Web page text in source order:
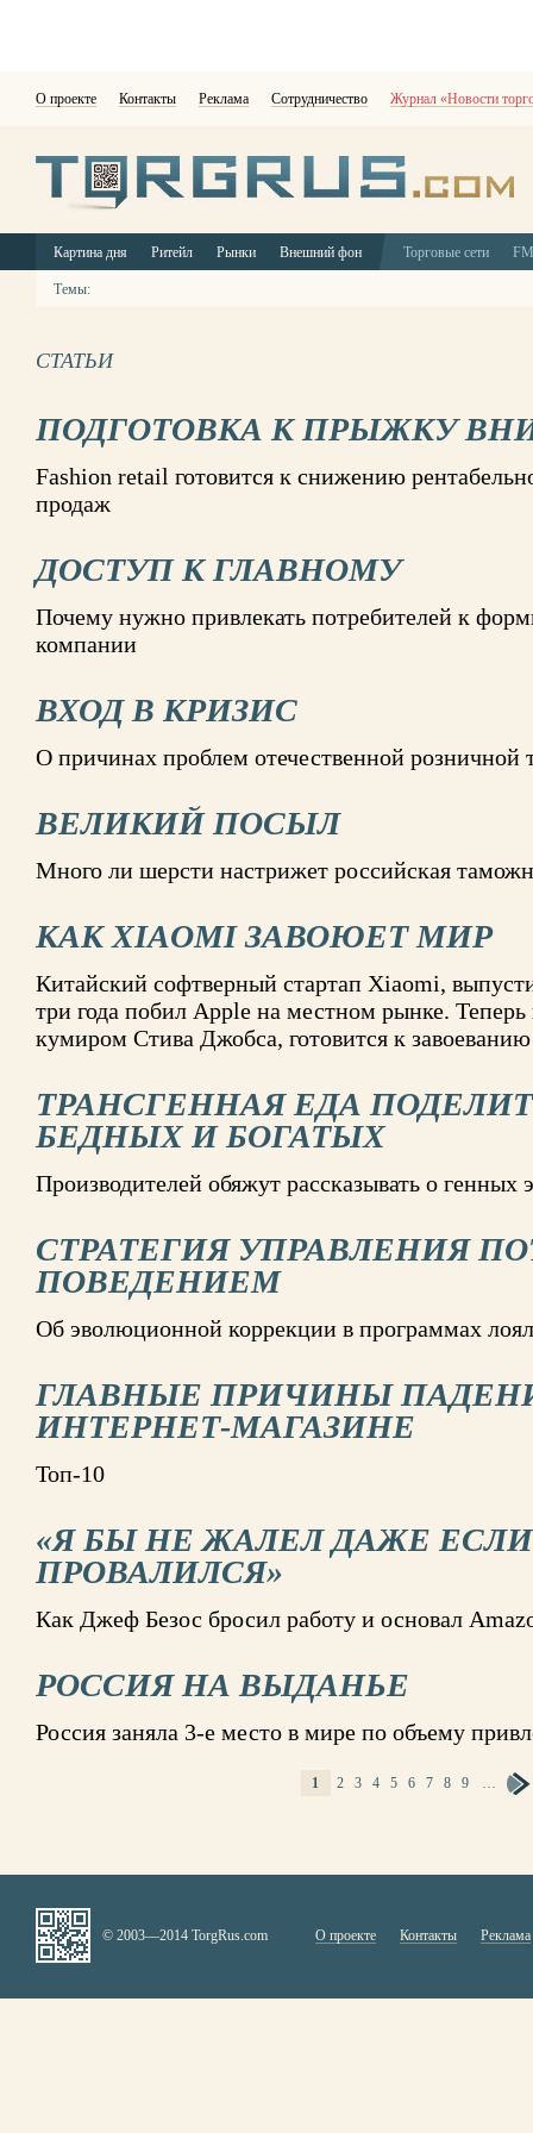
О проекте Контакты Реклама Сотрудничество Журнал «Новости
Картина дня Ритейл Рынки Внешний фон Торговые сети
Темы:
СТАТЬИ
ПОДГОТОВКА К ПРЫЖКУ
Fashion retail готовится к снижению
продаж
ДОСТУП К ГЛАВНОМУ
Почему нужно привлекать потребителей к
компании
ВХОД В КРИЗИС
О причинах проблем отечественной розничной
ВЕЛИКИЙ ПОСЫЛ
Много ли шерсти настрижет российская
КАК XIAOMI ЗАВОЮЕТ МИР
Китайский софтверный стартап Xiaomi,
три года побил Apple на местном рынке.
кумиром Стива Джобса, готовится к
ТРАНСГЕННАЯ ЕДА
БЕДНЫХ И БОГАТЫХ
Производителей обяжут рассказывать о генных
СТРАТЕГИЯ УПРАВЛЕНИЯ
ПОВЕДЕНИЕМ
Об эволюционной коррекции в программах
ГЛАВНЫЕ ПРИЧИНЫ
ИНТЕРНЕТ-МАГАЗИНЕ
Топ-10
«Я БЫ НЕ ЖАЛЕЛ ДАЖЕ ЕСЛИ
ПРОВАЛИЛСЯ»
Как Джеф Безос бросил работу и основал
РОССИЯ НА ВЫДАНЬЕ
Россия заняла 3-е место в мире по объему
1 2 3 4 5 6 7 8 9 …
© 2003—2014 TorgRus.com О проекте Контакты Реклама